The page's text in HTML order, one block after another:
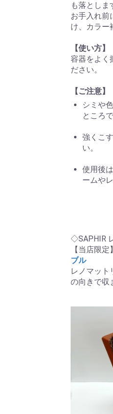
も落としま
お手入れ前
け、カラー
【使い方】
容器をよく
ださい。
【ご注意】
シミや
ところ
強くこ
い。
使用後
ームや
◇SAPHIR
【当店限定】
ブル
レノマット
の向きで収